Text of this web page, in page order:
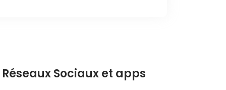
Réseaux Sociaux et apps